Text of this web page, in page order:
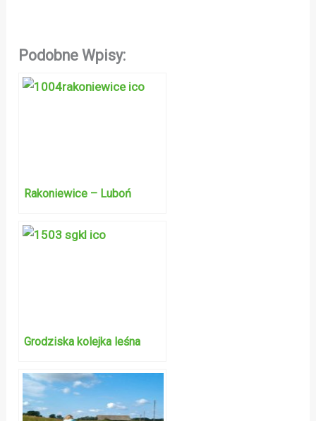
Podobne Wpisy:
Rakoniewice – Luboń
Grodziska kolejka leśna